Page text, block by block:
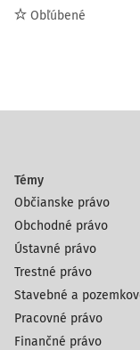
Obľúbené
Témy
Občianske právo
Obchodné právo
Ústavné právo
Trestné právo
Stavebné a
Pracovné právo
Finančné právo